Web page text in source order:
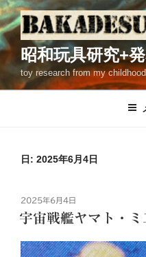
コ
ン
テ
ン
ツ
へ
昭和玩具研究+
toy research from my childhood
日: 2025年6月4日
投
稿
日:
2025年6月4日
宇宙戦艦ヤマト・ミ